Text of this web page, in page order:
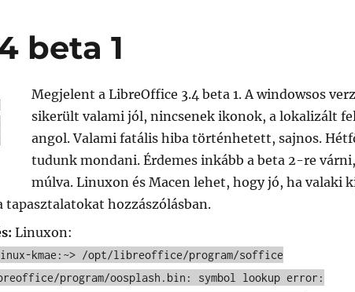
beta 1
Megjelent a LibreOffice 3.4 beta 1. A windowsos
sikerült valami jól, nincsenek ikonok, a lokalizált
angol. Valami fatális hiba történhetett, sajnos.
tudunk mondani. Érdemes inkább a beta 2-re
múlva. Linuxon és Macen lehet, hogy jó, ha valaki
tapasztalatokat hozzászólásban.
Linuxon:
kmae:~> /opt/libreoffice/program/soffice
program/oosplash.bin: symbol lookup error: